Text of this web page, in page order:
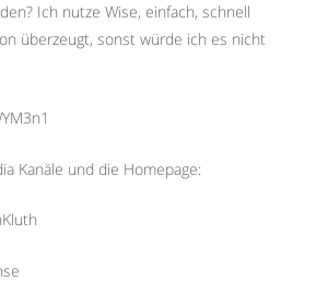
Ich nutze Wise, einfach, schnell
überzeugt, sonst würde ich es nicht
Kanäle und die Homepage: